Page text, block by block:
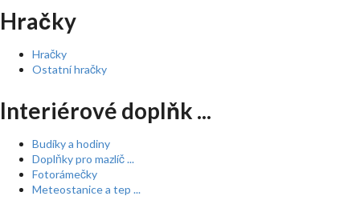
Hračky
Hračky
Ostatní hračky
Interiérové doplňk ...
Budíky a hodiny
Doplňky pro mazlíč ...
Fotorámečky
Meteostanice a tep ...